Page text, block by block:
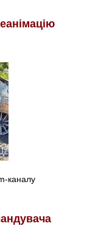
каналу